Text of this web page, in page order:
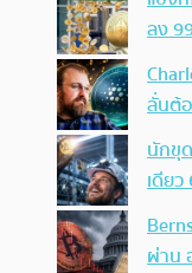
ลง
ลั่นต้
นักขุ
เดีย
ผ่าน